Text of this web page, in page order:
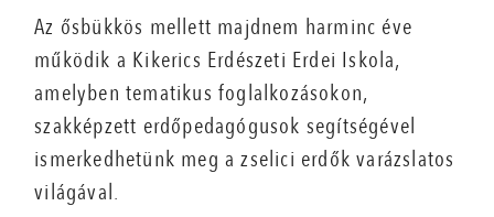
Az ősbükkös mellett majdnem harminc éve
működik a Kikerics Erdészeti Erdei Iskola,
amelyben tematikus foglalkozásokon,
szakképzett erdőpedagógusok segítségével
ismerkedhetünk meg a zselici erdők varázslatos
világával.